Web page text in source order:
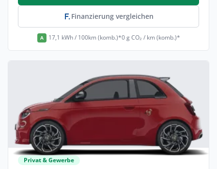
Finanzierung vergleichen
A 17,1 kWh / 100km (komb.)*0 g CO₂ / km (komb.)*
Privat & Gewerbe